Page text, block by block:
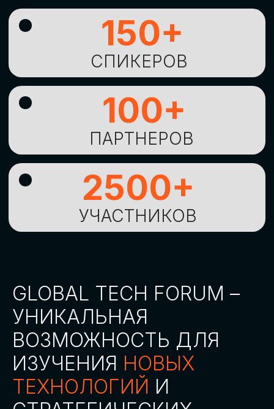
ИЗУЧЕНИЯНОВЫХ
ТЕХНОЛОГИЙИ
СТРАТЕГИЧЕСКИХ
ПОДХОДОВ К ЦИФРОВОЙ
ТРАНСФОРМАЦИИ
БИЗНЕСА
ОСТАВИТЬ
ЗАЯВКУ
СКАЧАТЬ ПРОГРАММУ
СТАТЬ СПИКЕРОМ
Оставьте заявку, наши менеджеры
СТАТЬ УЧАСТНИКОМ